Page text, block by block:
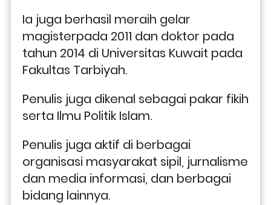
Ia juga berhasil meraih gelar
magisterpada 2011 dan doktor pada
tahun 2014 di Universitas Kuwait pada
Fakultas Tarbiyah.
Penulis juga dikenal sebagai pakar fikih
serta Ilmu Politik Islam.
Penulis juga aktif di berbagai
organisasi masyarakat sipil, jurnalisme
dan media informasi, dan berbagai
bidang lainnya.